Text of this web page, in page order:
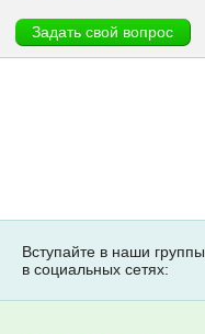
Вступайте в наши группы
в социальных сетях: